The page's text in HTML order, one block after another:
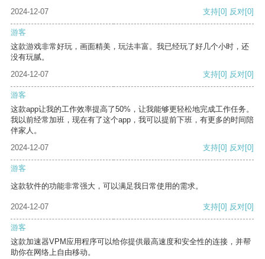
2024-12-07
支持[0] 反对[0]
游客
这款游戏非常好玩，画面精美，玩法丰富。我已经玩了好几个小时，还
没有玩腻。
2024-12-07
支持[0] 反对[0]
游客
这款app让我的工作效率提高了50%，让我能够更轻松地完成工作任务。
我以前经常加班，现在有了这个app，我可以提前下班，有更多的时间陪
伴家人。
2024-12-07
支持[0] 反对[0]
游客
这款软件的功能非常强大，可以满足我日常使用的需求。
2024-12-07 支持[0] 反对[0]
游客
这款加速器VPM应用程序可以给你提供最高速度和安全性的连接，并帮
助你在网络上自由移动。